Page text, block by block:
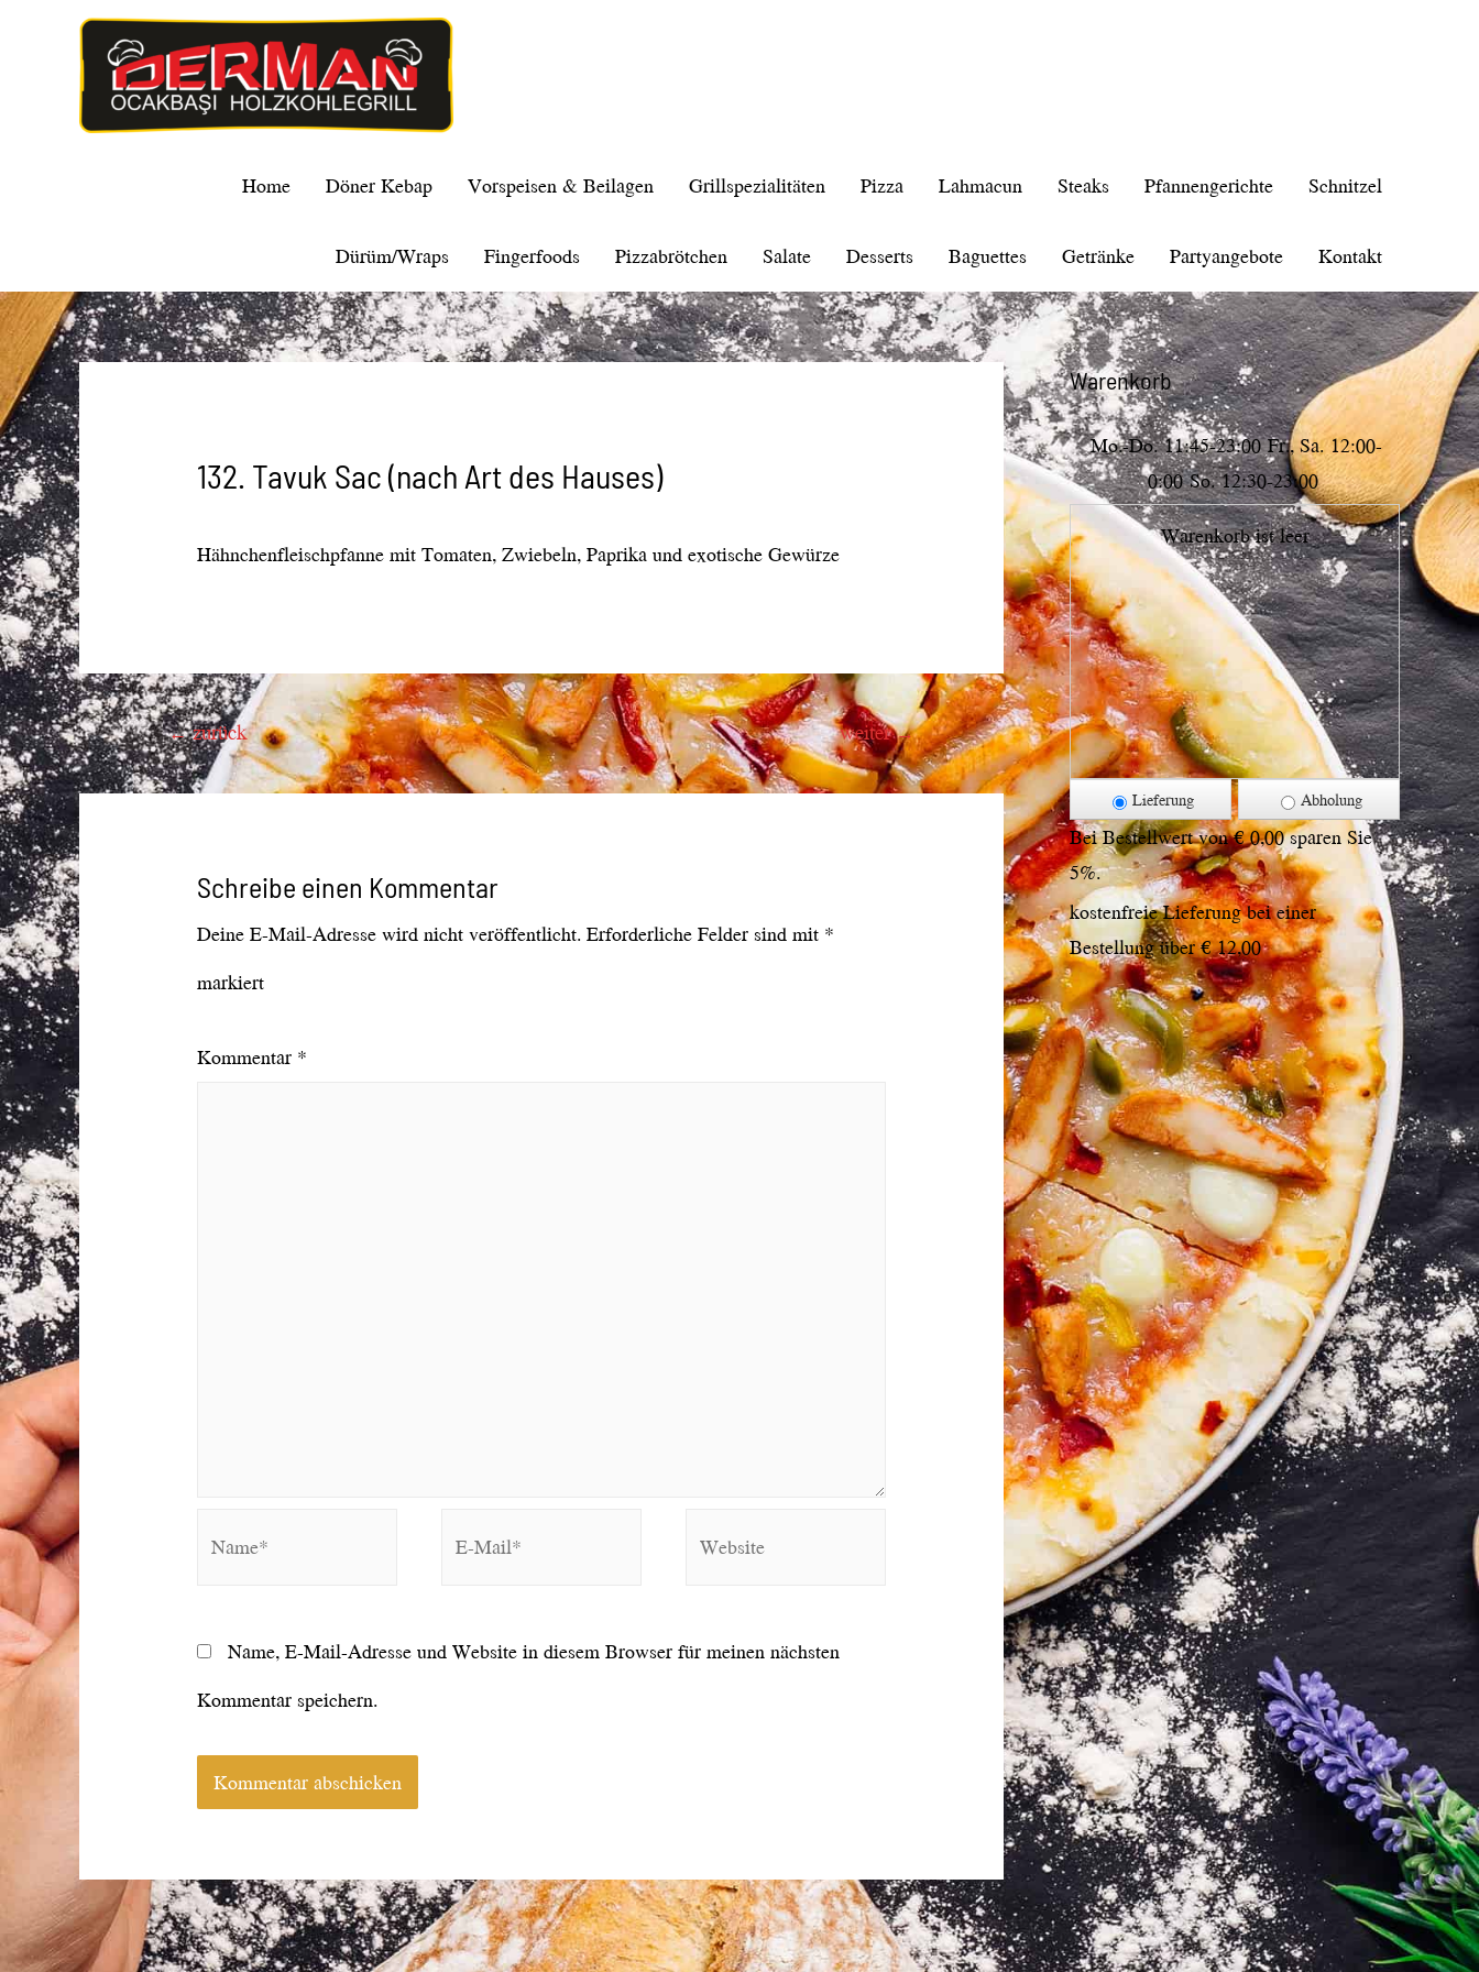
Home Döner Kebap Vorspeisen & Beilagen Grillspezialitäten Pizza Lahmacun Steaks Pfannengerichte Schnitzel
Dürüm/Wraps Fingerfoods Pizzabrötchen Salate Desserts Baguettes Getränke Partyangebote Kontakt
132. Tavuk Sac (nach Art des Hauses)
Hähnchenfleischpfanne mit Tomaten, Zwiebeln, Paprika und exotische Gewürze
Beitragsnavigation
←zurück weiter→
Schreibe einen Kommentar
Deine E-Mail-Adresse wird nicht veröffentlicht. Erforderliche Felder sind mit *
markiert
Kommentar *
Name, E-Mail-Adresse und Website in diesem Browser für meinen nächsten
Kommentar speichern.
Warenkorb
Mo.-Do. 11:45-23:00 Fr., Sa. 12:00-
0:00 So. 12:30-23:00
Warenkorb ist leer
Lieferung Abholung
Bei Bestellwert von € 0,00 sparen Sie
5%.
kostenfreie Lieferung bei einer
Bestellung über€ 12,00